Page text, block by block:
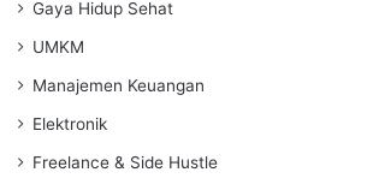
Gaya Hidup Sehat
UMKM
Manajemen Keuangan
Elektronik
Freelance & Side Hustle